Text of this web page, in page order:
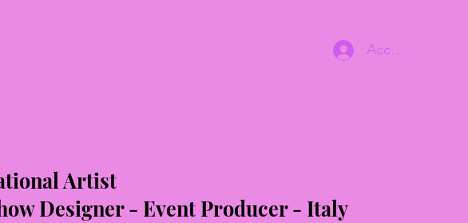
Accedi
Artist
Designer - Event Producer - Italy